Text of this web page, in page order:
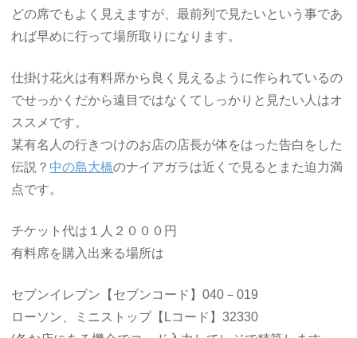
どの席でもよく見えますが、最前列で見たいという事であ
れば早めに行って場所取りになります。
仕掛け花火は有料席から良く見えるように作られているの
でせっかくだから遠目ではなくてしっかりと見たい人はオ
ススメです。
某有名人の行きつけのお店の店長が体をはった告白をした
伝説？ 中の島大橋のナイアガラは近くで見るとまた迫力満
点です。
チケット代は１人２０００円
有料席を購入出来る場所は
セブンイレブン【セブンコード】040－019
ローソン、ミニストップ【Lコード】32330